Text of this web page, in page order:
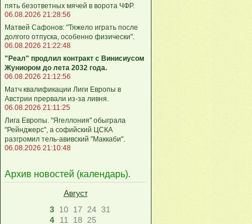
пять безответных мячей в ворота ЧФР.
06.08.2026 21:28:56
Матвей Сафонов: "Тяжело играть после
долгого отпуска, особенно физически".
06.08.2026 21:22:48
"Реал" продлил контракт с Винисиусом
Жуниором до лета 2032 года.
06.08.2026 21:12:56
Матч квалификации Лиги Европы в
Австрии прервали из-за ливня.
06.08.2026 21:11:25
Лига Европы. "Ягеллония" обыграла
"Рейнджерс", а софийский ЦСКА
разгромил тель-авивский "Маккаби".
06.08.2026 21:10:48
Архив новостей (календарь).
Август
3 10 17 24 31
4
11 18 25